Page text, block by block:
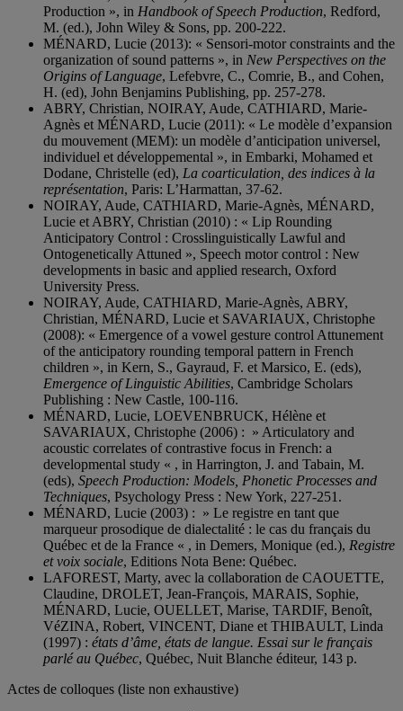
Production », in Handbook of Speech Production, Redford,
M. (ed.), John Wiley & Sons, pp. 200-222.
MÉNARD, Lucie (2013): « Sensori-motor constraints and the
organization of sound patterns », in New Perspectives on the
Origins of Language, Lefebvre, C., Comrie, B., and Cohen,
H. (ed), John Benjamins Publishing, pp. 257-278.
ABRY, Christian, NOIRAY, Aude, CATHIARD, Marie-
Agnès et MÉNARD, Lucie (2011): « Le modèle d’expansion
du mouvement (MEM): un modèle d’anticipation universel,
individuel et développemental », in Embarki, Mohamed et
Dodane, Christelle (ed), La coarticulation, des indices à la
représentation, Paris: L’Harmattan, 37-62.
NOIRAY, Aude, CATHIARD, Marie-Agnès, MÉNARD,
Lucie et ABRY, Christian (2010) : « Lip Rounding
Anticipatory Control : Crosslinguistically Lawful and
Ontogenetically Attuned », Speech motor control : New
developments in basic and applied research, Oxford
University Press.
NOIRAY, Aude, CATHIARD, Marie-Agnès, ABRY,
Christian, MÉNARD, Lucie et SAVARIAUX, Christophe
(2008): « Emergence of a vowel gesture control Attunement
of the anticipatory rounding temporal pattern in French
children », in Kern, S., Gayraud, F. et Marsico, E. (eds),
Emergence of Linguistic Abilities, Cambridge Scholars
Publishing : New Castle, 100-116.
MÉNARD, Lucie, LOEVENBRUCK, Hélène et
SAVARIAUX, Christophe (2006) : » Articulatory and
acoustic correlates of contrastive focus in French: a
developmental study « , in Harrington, J. and Tabain, M.
(eds), Speech Production: Models, Phonetic Processes and
Techniques, Psychology Press : New York, 227-251.
MÉNARD, Lucie (2003) : » Le registre en tant que
marqueur prosodique de dialectalité : le cas du français du
Québec et de la France « , in Demers, Monique (ed.), Registre
et voix sociale, Editions Nota Bene: Québec.
LAFOREST, Marty, avec la collaboration de CAOUETTE,
Claudine, DROLET, Jean-François, MARAIS, Sophie,
MÉNARD, Lucie, OUELLET, Marise, TARDIF, Benoît,
VéZINA, Robert, VINCENT, Diane et THIBAULT, Linda
(1997) : états d’âme, états de langue. Essai sur le français
parlé au Québec, Québec, Nuit Blanche éditeur, 143 p.
Actes de colloques (liste non exhaustive)